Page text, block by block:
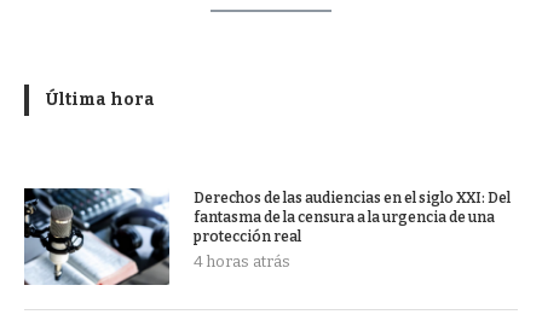
Última hora
Derechos de las audiencias en el siglo XXI: Del
fantasma de la censura a la urgencia de una
protección real
4 horas atrás